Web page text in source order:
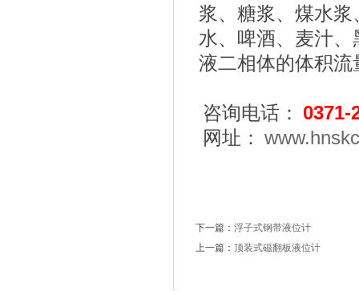
浆、糖浆、煤水浆
水、啤酒、麦汁
液二相体的体积流
咨询电话： 0371-
网址：
下一篇： 浮子式钢带液位计
上一篇： 顶装式磁翻板液位计